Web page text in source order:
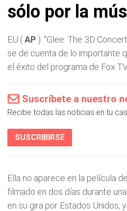
sólo por la
EU (AP ). "Glee: The 3D
se de cuenta de lo importante
el éxito del programa de Fox
Suscríbete a nuestro
Recibe todas las noticias en tu
SUSCRIBIRSE
Ella no aparece en la película
filmado en dos días durante
en su gira por Estados Unidos,